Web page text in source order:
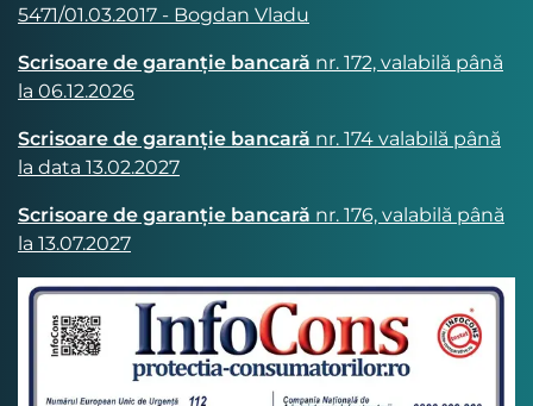
5471/01.03.2017 - Bogdan Vladu
Scrisoare de garanție bancară nr. 172, valabilă până
la 06.12.2026
Scrisoare de garanție bancară nr. 174 valabilă până
la data 13.02.2027
Scrisoare de garanție bancară nr. 176, valabilă până
la 13.07.2027